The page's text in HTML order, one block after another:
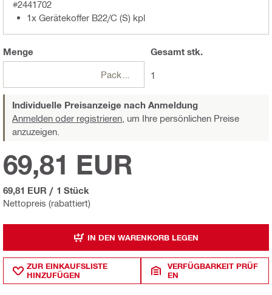
#2441702
1x Gerätekoffer B22/C (S) kpl
Menge
Packungen
Gesamtstk.
1
Individuelle Preisanzeige nach Anmeldung
Anmelden oder registrieren, um Ihre persönlichen Preise
anzuzeigen.
Nettopreis (rabattiert)
69,81 EUR
69,81 EUR / 1 Stück
IN DEN WARENKORB LEGEN
ZUR EINKAUFSLISTE
HINZUFÜGEN
VERFÜGBARKEIT PRÜF
EN